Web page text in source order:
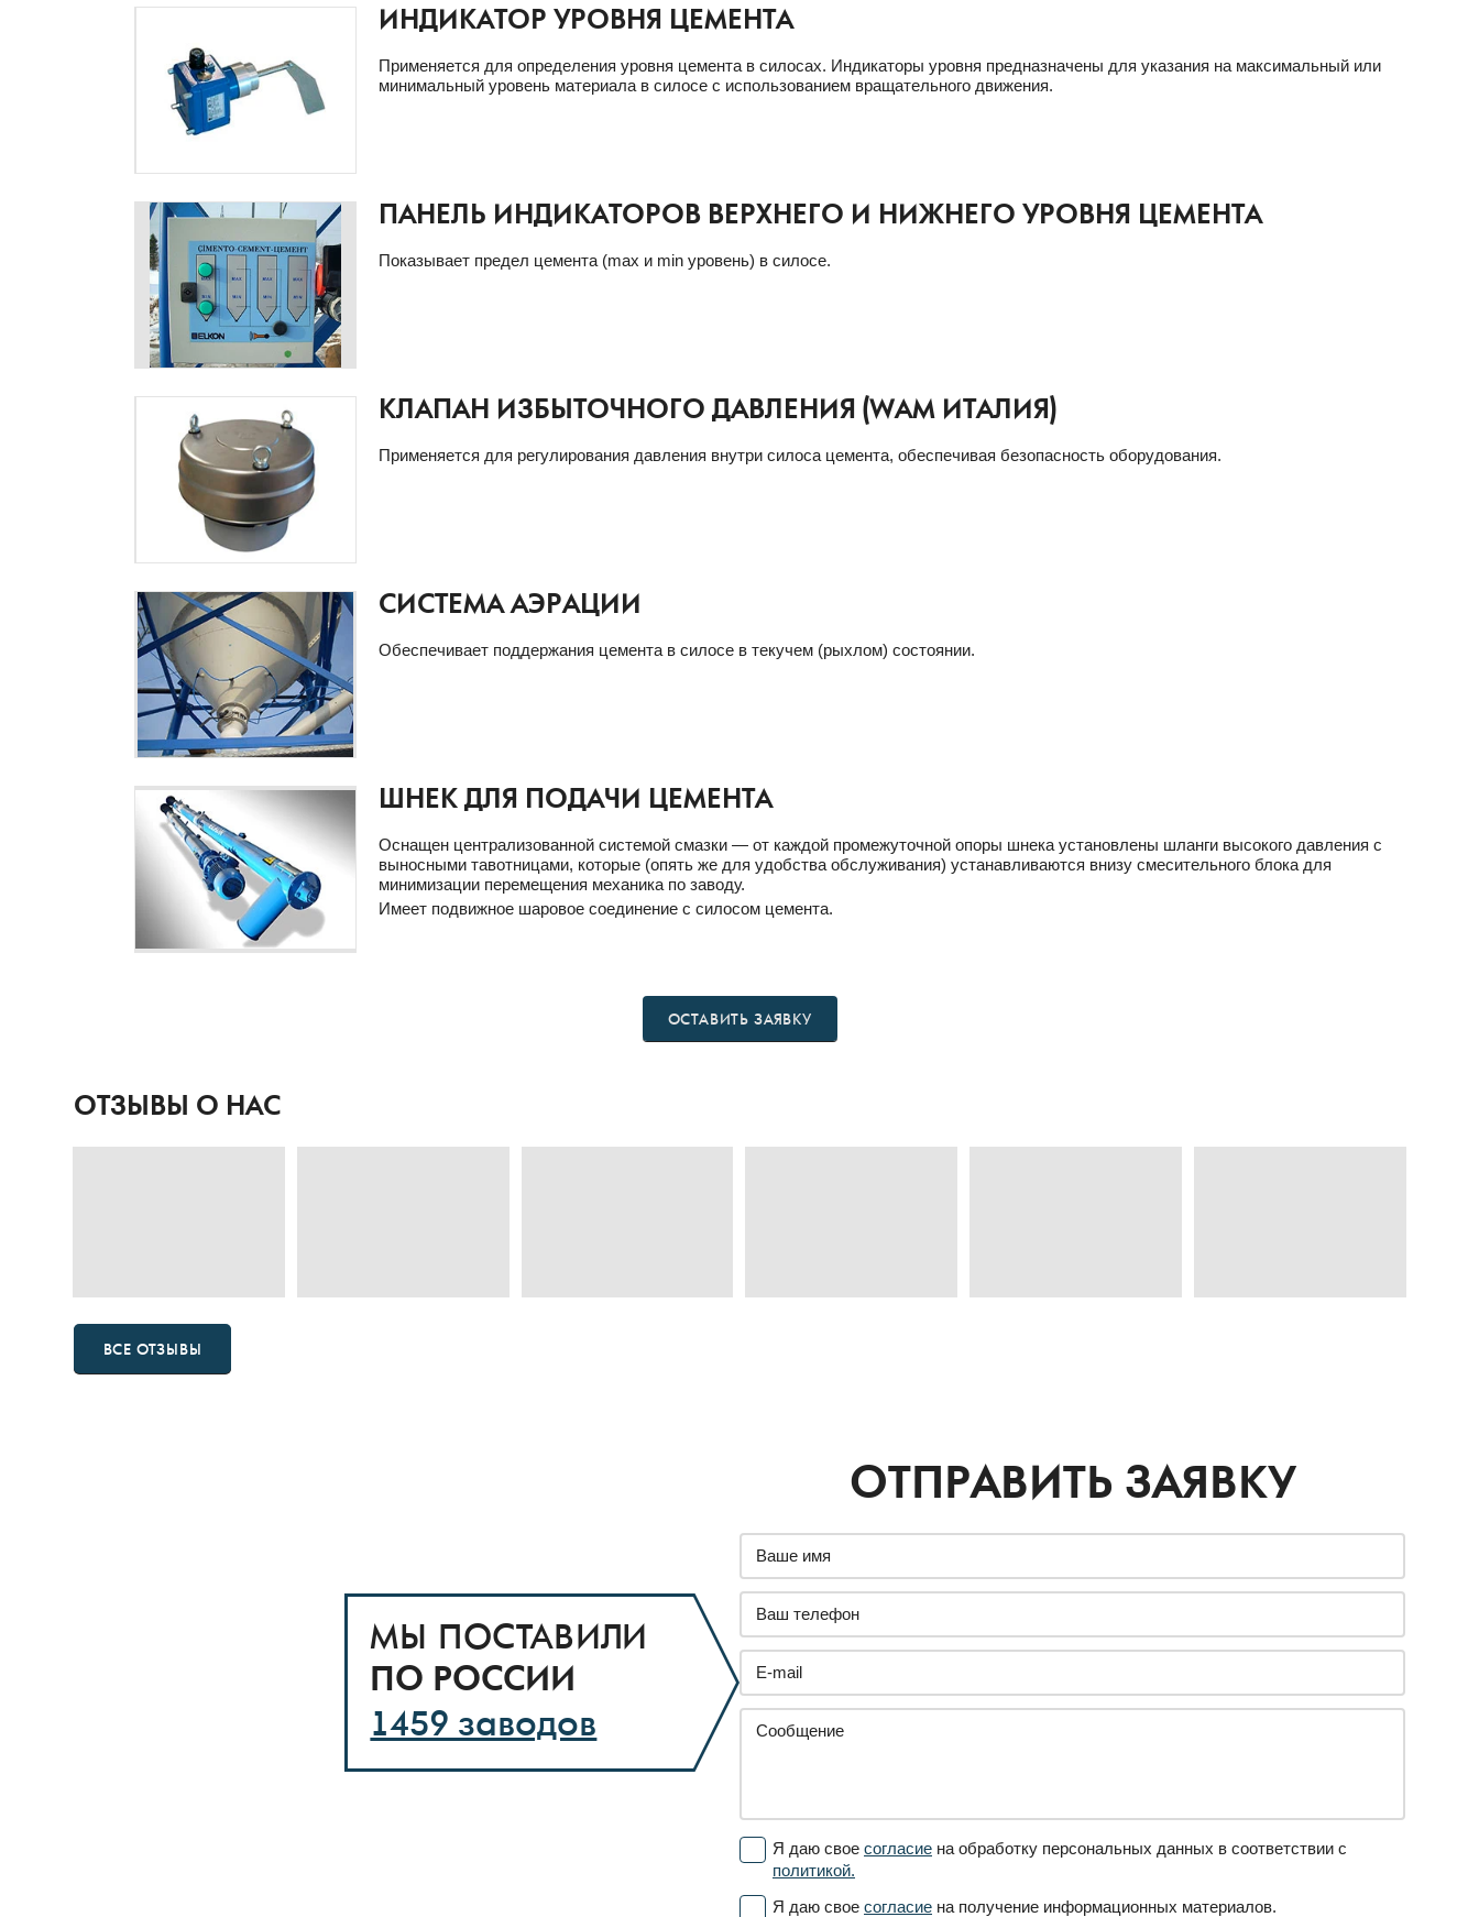
ИНДИКАТОР УРОВНЯ ЦЕМЕНТА
Применяется для определения уровня цемента в силосах. Индикаторы уровня предназначены для указания на максимальный или
минимальный уровень материала в силосе с использованием вращательного движения.
ПАНЕЛЬ ИНДИКАТОРОВ ВЕРХНЕГО И НИЖНЕГО УРОВНЯ ЦЕМЕНТА
Показывает предел цемента (max и min уровень) в силосе.
КЛАПАН ИЗБЫТОЧНОГО ДАВЛЕНИЯ (WAM ИТАЛИЯ)
Применяется для регулирования давления внутри силоса цемента, обеспечивая безопасность оборудования.
СИСТЕМА АЭРАЦИИ
Обеспечивает поддержания цемента в силосе в текучем (рыхлом) состоянии.
ШНЕК ДЛЯ ПОДАЧИ ЦЕМЕНТА
Оснащен централизованной системой смазки — от каждой промежуточной опоры шнека установлены шланги высокого давления с
выносными тавотницами, которые (опять же для удобства обслуживания) устанавливаются внизу смесительного блока для
минимизации перемещения механика по заводу.
Имеет подвижное шаровое соединение с силосом цемента.
ОСТАВИТЬ ЗАЯВКУ
ОТЗЫВЫ О НАС
ВСЕ ОТЗЫВЫ
МЫ ПОСТАВИЛИ
ПО РОССИИ
1459 заводов
ОТПРАВИТЬ ЗАЯВКУ
Я даю свое согласие на обработку персональных данных в соответствии с
политикой.
Я даю свое согласие на получение информационных материалов.